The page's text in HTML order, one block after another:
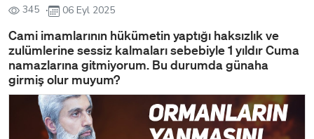
345 06 Eyl 2025
Cami imamlarının hükümetin yaptığı haksızlık ve
zulümlerine sessiz kalmaları sebebiyle 1 yıldır Cuma
namazlarına gitmiyorum. Bu durumda günaha
girmiş olur muyum?